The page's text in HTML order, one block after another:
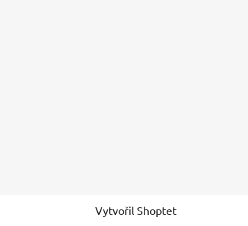
Vytvořil Shoptet